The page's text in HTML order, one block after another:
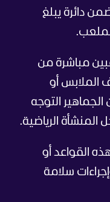
دائرة يبلغ
مباشرة من
الملابس أو
التوجه
المنشأة الرياضية.
القواعد أو
سلامة